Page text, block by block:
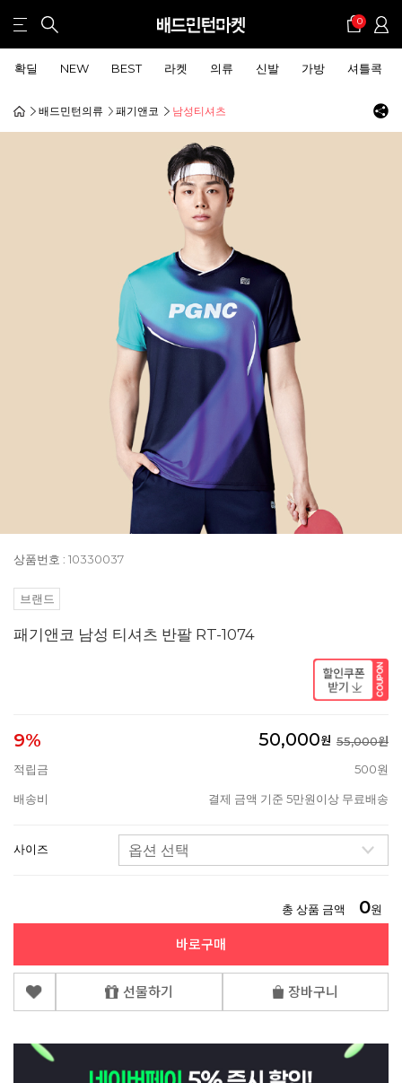
0
확딜 NEW BEST 라켓 의류 신발 가방 셔틀콕
배드민턴의류 패기앤코 남성티셔츠
상품번호 : 10330037
브랜드
패기앤코 남성 티셔츠 반팔 RT-1074
9% 50,000원 55,000원
적립금
500원
배송비 결제 금액 기준 5만원이상 무료배송
사이즈
총 상품 금액 0원
바로구매
선물하기 장바구니